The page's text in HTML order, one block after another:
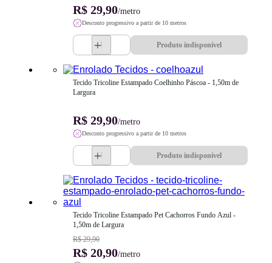
R$ 29,90/metro
Desconto progressivo a partir de 10 metros
Produto indisponível
Tecido Tricoline Estampado Coelhinho Páscoa - 1,50m de
Largura
R$ 29,90/metro
Desconto progressivo a partir de 10 metros
Produto indisponível
Tecido Tricoline Estampado Pet Cachorros Fundo Azul -
1,50m de Largura
R$ 29,90
R$ 20,90/metro